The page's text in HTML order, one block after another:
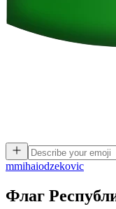
mmihaiodzekovic
Флаг